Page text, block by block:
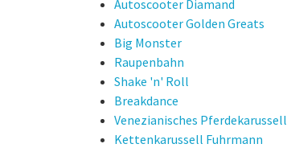
Autoscooter Diamand
Autoscooter Golden Greats
Big Monster
Raupenbahn
Shake 'n' Roll
Breakdance
Venezianisches Pferdekarussell
Kettenkarussell Fuhrmann